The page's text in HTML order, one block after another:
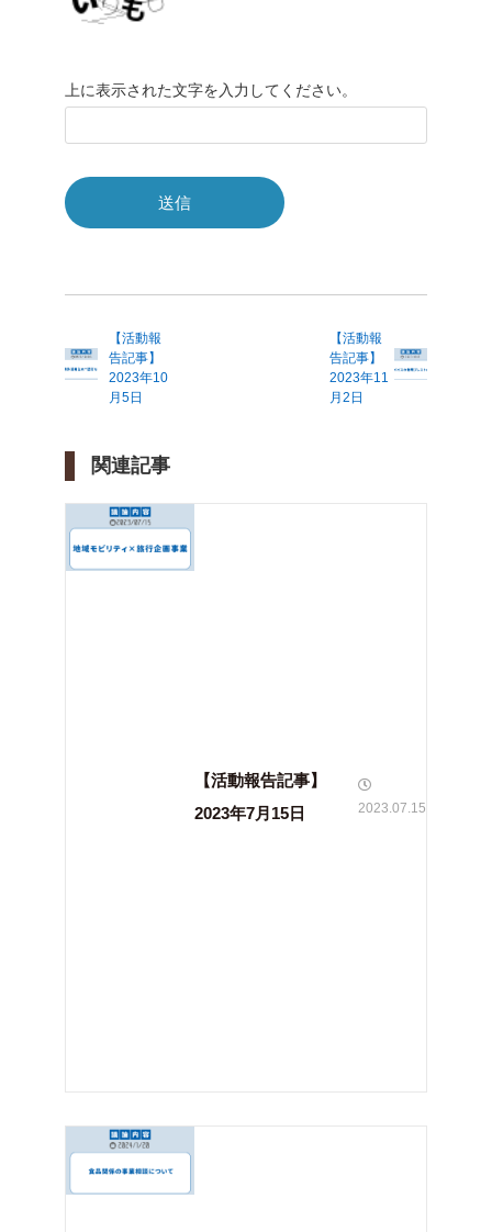
上に表示された文字を入力してください。
【活動報
告記事】
2023年10
月5日
【活動報
告記事】
2023年11
月2日
関連記事
【活動報告記事】
2023年7月15日
2023.07.15